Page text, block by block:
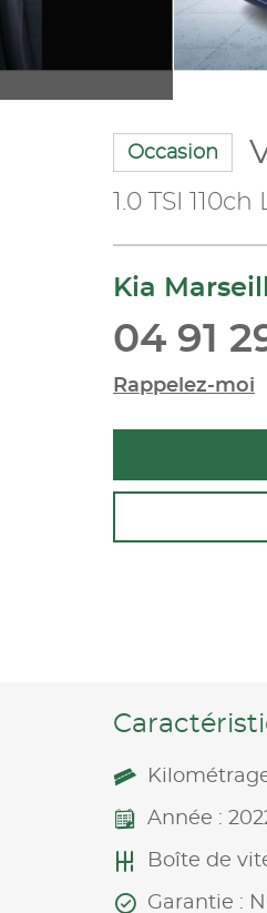
Occasion
1.0 TSI
Kia
04 91
Rappelez-moi
Année :
Boîte de
Garantie :